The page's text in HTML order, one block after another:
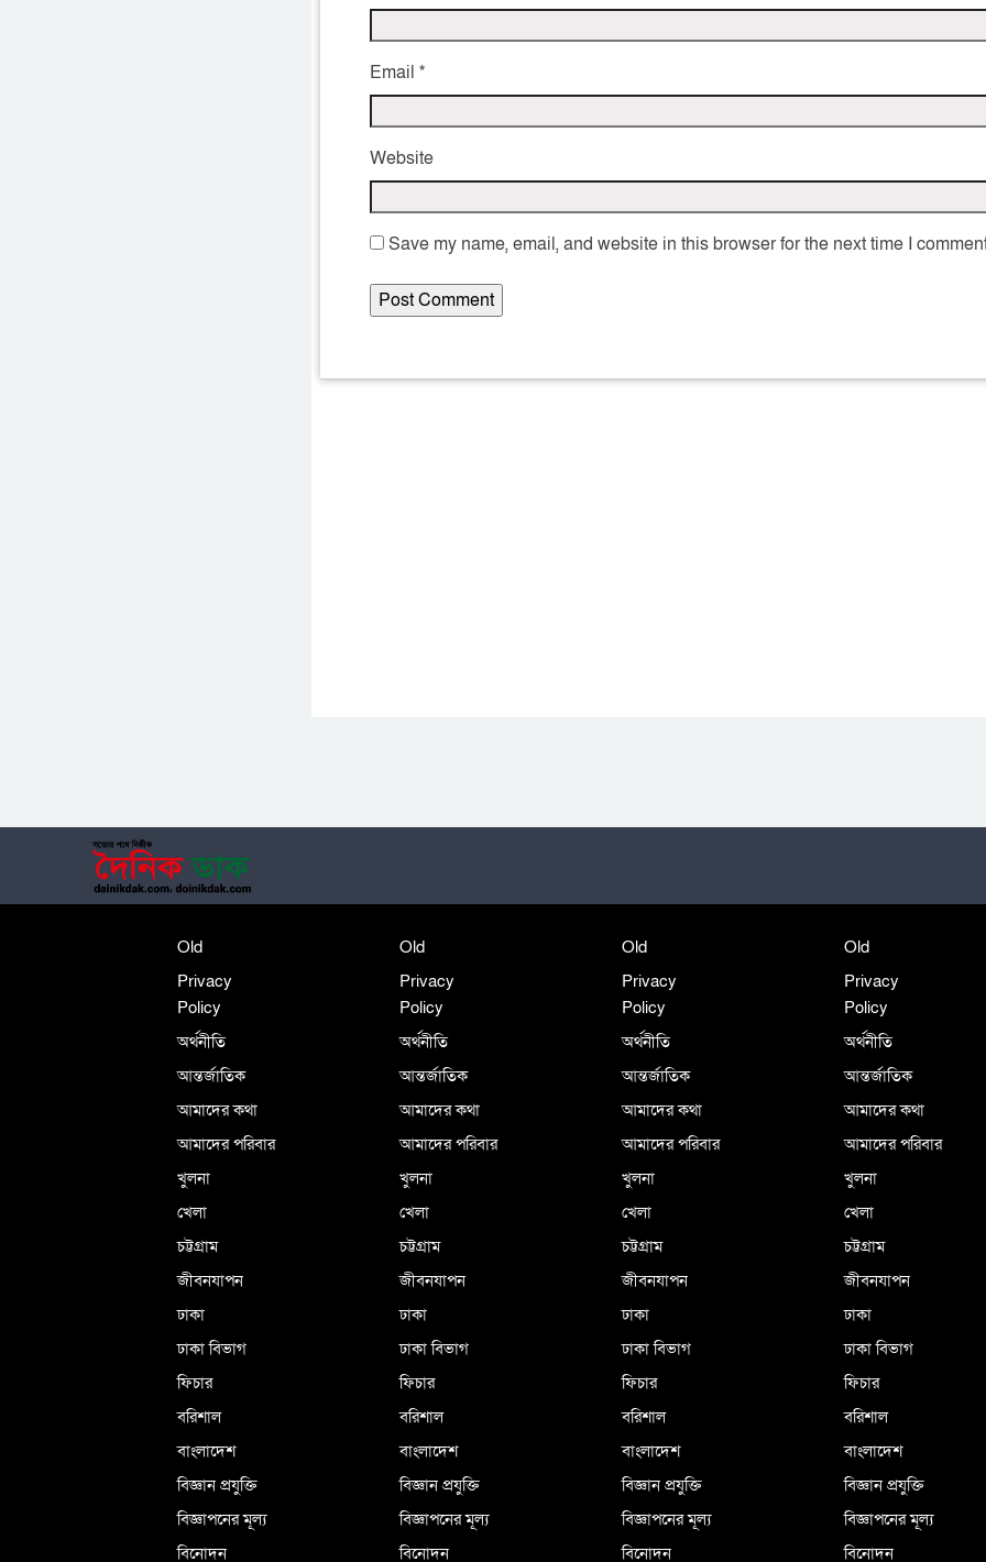
Email *
Website
Save my name, email, and website in this browser for the next time I
Old
Privacy
Policy
অর্থনীতি
আন্তর্জাতিক
আমাদের কথা
আমাদের পরিবার
খুলনা
খেলা
চট্টগ্রাম
জীবনযাপন
ঢাকা
ঢাকা বিভাগ
ফিচার
বরিশাল
বাংলাদেশ
বিজ্ঞান প্রযুক্তি
বিজ্ঞাপনের মূল্য
বিনোদন
Old
Privacy
Policy
অর্থনীতি
আন্তর্জাতিক
আমাদের কথা
আমাদের পরিবার
খুলনা
খেলা
চট্টগ্রাম
জীবনযাপন
ঢাকা
ঢাকা বিভাগ
ফিচার
বরিশাল
বাংলাদেশ
বিজ্ঞান প্রযুক্তি
বিজ্ঞাপনের মূল্য
বিনোদন
Old
Privacy
Policy
অর্থনীতি
আন্তর্জাতিক
আমাদের কথা
আমাদের পরিবার
খুলনা
খেলা
চট্টগ্রাম
জীবনযাপন
ঢাকা
ঢাকা বিভাগ
ফিচার
বরিশাল
বাংলাদেশ
বিজ্ঞান প্রযুক্তি
বিজ্ঞাপনের মূল্য
বিনোদন
Old
Privacy
Policy
অর্থনীতি
আন্তর্জাতিক
আমাদের কথা
আমাদের পরিবার
খুলনা
খেলা
চট্টগ্রাম
জীবনযাপন
ঢাকা
ঢাকা বিভাগ
ফিচার
বরিশাল
বাংলাদেশ
বিজ্ঞান প্রযুক্তি
বিজ্ঞাপনের মূল্য
বিনোদন